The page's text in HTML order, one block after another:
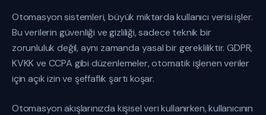
Otomasyon sistemleri, büyük miktarda kullanıcı verisi işler.
Bu verilerin güvenliği ve gizliliği, sadece teknik bir
zorunluluk değil, aynı zamanda yasal bir gerekliliktir. GDPR,
KVKK ve CCPA gibi düzenlemeler, otomatik işlenen veriler
için açık izin ve şeffaflık şartı koşar.
Otomasyon akışlarınızda kişisel veri kullanırken, kullanıcının